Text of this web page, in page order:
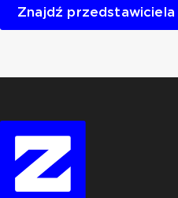
Znajdź przedstawiciela